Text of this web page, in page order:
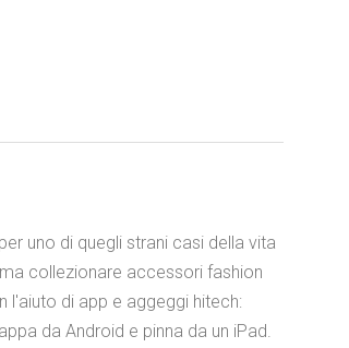
uno di quegli strani casi della vita
collezionare accessori fashion
di app e aggeggi hitech:
da Android e pinna da un iPad.